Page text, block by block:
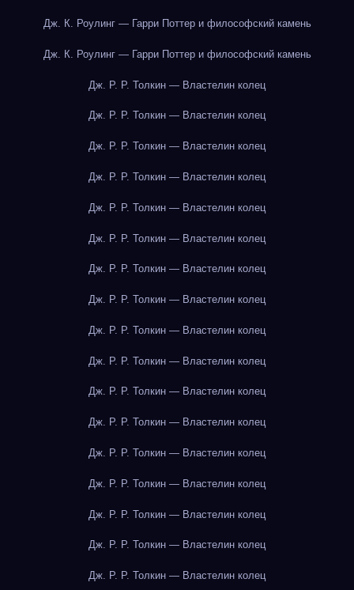
Дж. К. Роулинг — Гарри Поттер и философский камень
Дж. К. Роулинг — Гарри Поттер и философский камень
Дж. Р. Р. Толкин — Властелин колец
Дж. Р. Р. Толкин — Властелин колец
Дж. Р. Р. Толкин — Властелин колец
Дж. Р. Р. Толкин — Властелин колец
Дж. Р. Р. Толкин — Властелин колец
Дж. Р. Р. Толкин — Властелин колец
Дж. Р. Р. Толкин — Властелин колец
Дж. Р. Р. Толкин — Властелин колец
Дж. Р. Р. Толкин — Властелин колец
Дж. Р. Р. Толкин — Властелин колец
Дж. Р. Р. Толкин — Властелин колец
Дж. Р. Р. Толкин — Властелин колец
Дж. Р. Р. Толкин — Властелин колец
Дж. Р. Р. Толкин — Властелин колец
Дж. Р. Р. Толкин — Властелин колец
Дж. Р. Р. Толкин — Властелин колец
Дж. Р. Р. Толкин — Властелин колец